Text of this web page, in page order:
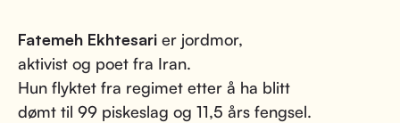
Fatemeh Ekhtesari er jordmor,
aktivist og poet fra Iran.
Hun flyktet fra regimet etter å ha blitt
dømt til 99 piskeslag og 11,5 års fengsel.